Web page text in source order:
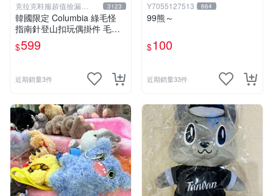
克拉克鞋服超值撿漏
KLKXF
3123
韓國限定 Columbia 綠毛怪
指南針登山扣玩偶掛件 毛絨
玩具
$599
近期銷量3件
Y7055127513 664
99熊～
$100
近期銷量33件